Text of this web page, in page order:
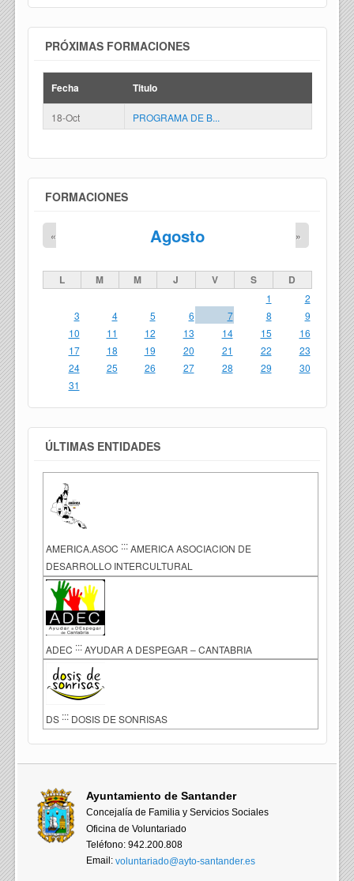
PRÓXIMAS FORMACIONES
Fecha Titulo
18-Oct PROGRAMA DE B...
FORMACIONES
Agosto
« »
L M M J V S D
1
2
3
4 5 6 7 8
9
10
11 12 13 14 15
16
17
18 19 20 21 22
23
24
25 26 27 28 29
30
31
ÚLTIMAS ENTIDADES
AMERICA.ASOC ::: AMERICA ASOCIACION DE
DESARROLLO INTERCULTURAL
ADEC ::: AYUDAR A DESPEGAR – CANTABRIA
DS ::: DOSIS DE SONRISAS
Ayuntamiento de Santander
Concejalía de Familia y Servicios Sociales
Oficina de Voluntariado
Teléfono: 942.200.808
Email:voluntariado@ayto-santander.es